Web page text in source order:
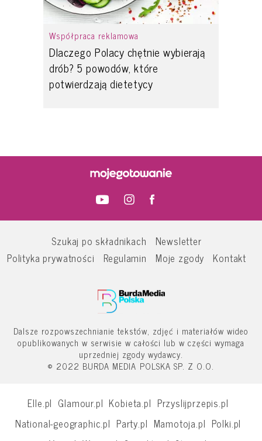
Współpraca reklamowa
Dlaczego Polacy chętnie wybierają
drób? 5 powodów, które
potwierdzają dietetycy
Szukaj po składnikach
Newsletter
Polityka prywatności
Regulamin Moje zgody Kontakt
Dalsze rozpowszechnianie tekstów, zdjęć i materiałów wideo
opublikowanych w serwisie w całości lub w części wymaga
uprzedniej zgody wydawcy.
© 2022 BURDA MEDIA POLSKA SP. Z O.O.
Elle.pl Glamour.pl Kobieta.pl Przyslijprzepis.pl
National-geographic.pl Party.pl Mamotoja.pl Polki.pl